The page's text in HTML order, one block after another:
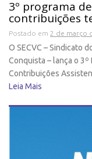
3º programa
contribuições
Postado em 2 de março
O SECVC – Sindicato
Conquista – lança o
Contribuições
Leia Mais